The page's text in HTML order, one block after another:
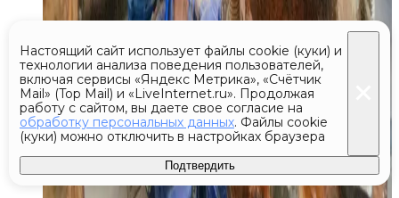
Настоящий сайт использует файлы cookie (куки) и
технологии анализа поведения пользователей,
включая сервисы «Яндекс Метрика», «Счётчик
Mail» (Top Mail) и «LiveInternet.ru». Продолжая
работу с сайтом, вы даете свое согласие на
обработку персональных данных. Файлы cookie
(куки) можно отключить в настройках браузера
Подтвердить